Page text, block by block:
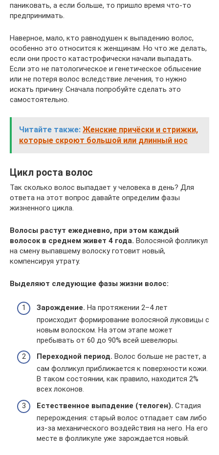
паниковать, а если больше, то пришло время что-то
предпринимать.
Наверное, мало, кто равнодушен к выпадению волос,
особенно это относится к женщинам. Но что же делать,
если они просто катастрофически начали выпадать.
Если это не патологическое и генетическое облысение
или не потеря волос вследствие лечения, то нужно
искать причину. Сначала попробуйте сделать это
самостоятельно.
Читайте также: Женские причёски и стрижки,
которые скроют большой или длинный нос
Цикл роста волос
Так сколько волос выпадает у человека в день? Для
ответа на этот вопрос давайте определим фазы
жизненного цикла.
Волосы растут ежедневно, при этом каждый
волосок в среднем живет 4 года. Волосяной фолликул
на смену выпавшему волоску готовит новый,
компенсируя утрату.
Выделяют следующие фазы жизни волос:
Зарождение. На протяжении 2–4 лет
происходит формирование волосяной луковицы с
новым волоском. На этом этапе может
пребывать от 60 до 90% всей шевелюры.
Переходной период. Волос больше не растет, а
сам фолликул приближается к поверхности кожи.
В таком состоянии, как правило, находится 2%
всех локонов.
Естественное выпадение (телоген). Стадия
перерождения: старый волос отпадает сам либо
из-за механического воздействия на него. На его
месте в фолликуле уже зарождается новый.